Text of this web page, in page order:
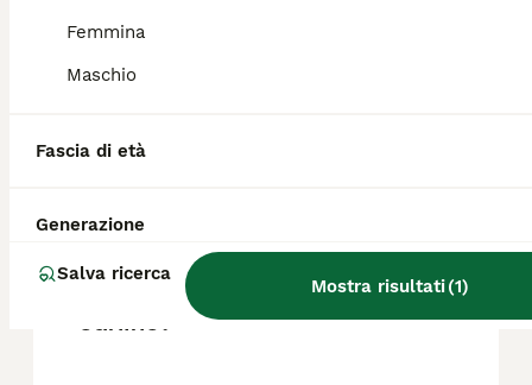
Femmina
Maschio
Fascia di età
Generazione
Salva ricerca
Mostra risultati(1)
carlino?
Che problemi può avere un
carlino?